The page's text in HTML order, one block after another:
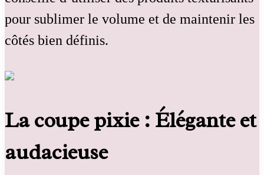
pour sublimer le volume et de maintenir les
côtés bien définis.
La coupe pixie : Élégante et
audacieuse